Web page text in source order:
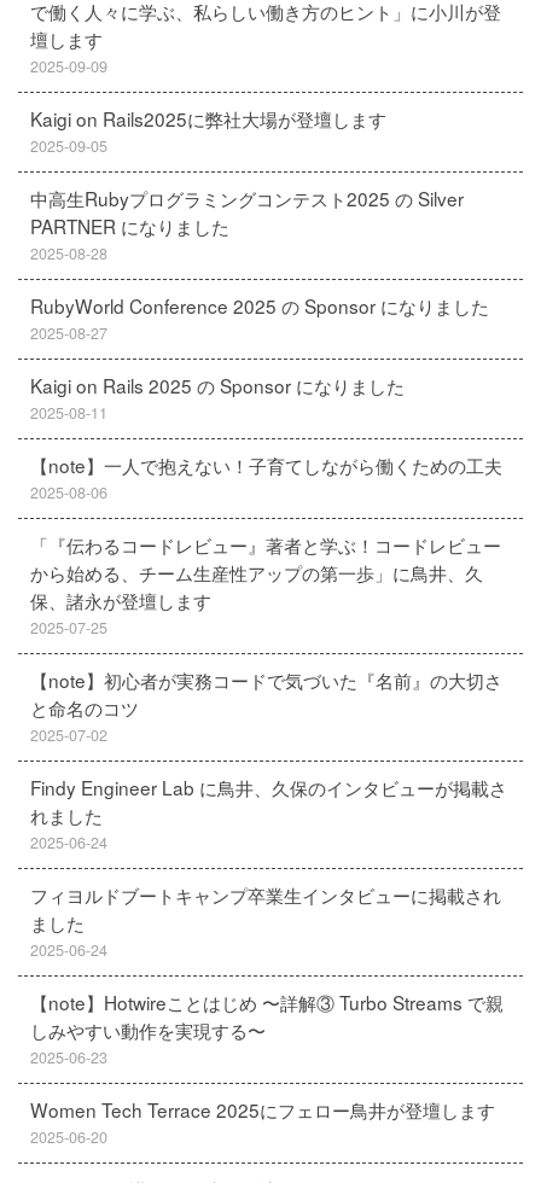
で働く人々に学ぶ、私らしい働き方のヒント」に小川が登
壇します
2025-09-09
Kaigi on Rails2025に弊社大場が登壇します
2025-09-05
中高生Rubyプログラミングコンテスト2025 の Silver
PARTNER になりました
2025-08-28
RubyWorld Conference 2025 の Sponsor になりました
2025-08-27
Kaigi on Rails 2025 の Sponsor になりました
2025-08-11
【note】一人で抱えない！子育てしながら働くための工夫
2025-08-06
「『伝わるコードレビュー』著者と学ぶ！コードレビュー
から始める、チーム生産性アップの第一歩」に鳥井、久
保、諸永が登壇します
2025-07-25
【note】初心者が実務コードで気づいた『名前』の大切さ
と命名のコツ
2025-07-02
Findy Engineer Lab に鳥井、久保のインタビューが掲載さ
れました
2025-06-24
フィヨルドブートキャンプ卒業生インタビューに掲載され
ました
2025-06-24
【note】Hotwireことはじめ 〜詳解③ Turbo Streams で親
しみやすい動作を実現する〜
2025-06-23
Women Tech Terrace 2025にフェロー鳥井が登壇します
2025-06-20